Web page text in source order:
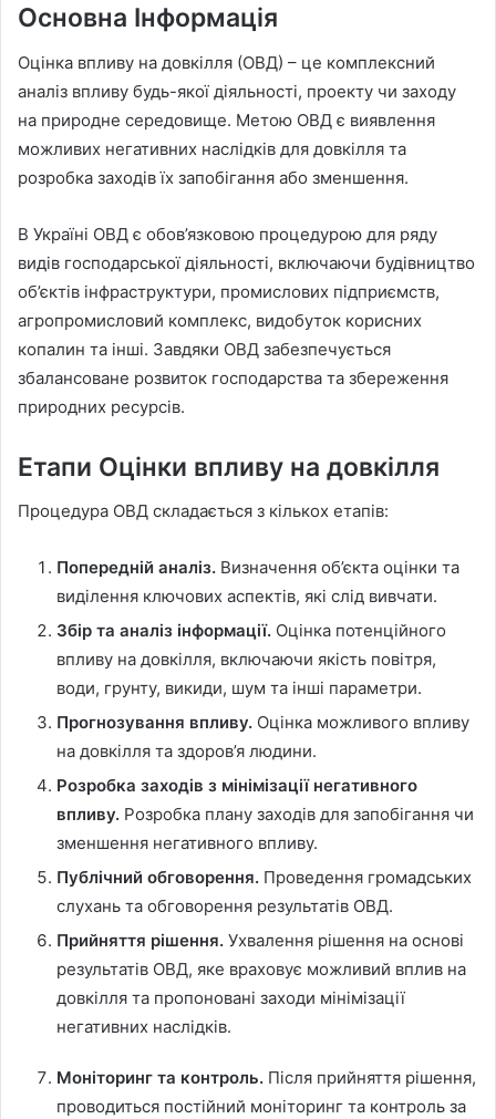
Основна Інформація
Оцінка впливу на довкілля (ОВД) – це комплексний
аналіз впливу будь-якої діяльності, проекту чи заходу
на природне середовище. Метою ОВД є виявлення
можливих негативних наслідків для довкілля та
розробка заходів їх запобігання або зменшення.
В Україні ОВД є обов’язковою процедурою для ряду
видів господарської діяльності, включаючи будівництво
об’єктів інфраструктури, промислових підприємств,
агропромисловий комплекс, видобуток корисних
копалин та інші. Завдяки ОВД забезпечується
збалансоване розвиток господарства та збереження
природних ресурсів.
Етапи Оцінки впливу на довкілля
Процедура ОВД складається з кількох етапів:
Попередній аналіз. Визначення об’єкта оцінки та
виділення ключових аспектів, які слід вивчати.
Збір та аналіз інформації. Оцінка потенційного
впливу на довкілля, включаючи якість повітря,
води, грунту, викиди, шум та інші параметри.
Прогнозування впливу. Оцінка можливого впливу
на довкілля та здоров’я людини.
Розробка заходів з мінімізації негативного
впливу. Розробка плану заходів для запобігання чи
зменшення негативного впливу.
Публічний обговорення. Проведення громадських
слухань та обговорення результатів ОВД.
Прийняття рішення. Ухвалення рішення на основі
результатів ОВД, яке враховує можливий вплив на
довкілля та пропоновані заходи мінімізації
негативних наслідків.
Моніторинг та контроль. Після прийняття рішення,
проводиться постійний моніторинг та контроль за